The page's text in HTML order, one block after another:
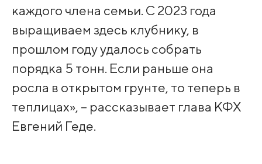
каждого члена семьи. С 2023 года
выращиваем здесь клубнику, в
прошлом году удалось собрать
порядка 5 тонн. Если раньше она
росла в открытом грунте, то теперь в
теплицах», – рассказывает глава КФХ
Евгений Геде.